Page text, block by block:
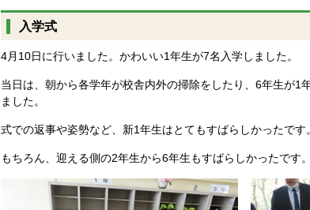
入学式
4月10日に行いました。かわいい1年生が7名入学しました。
当日は、朝から各学年が校舎内外の掃除をしたり、6年生が1
ました。
式での返事や姿勢など、新1年生はとてもすばらしかったです。
もちろん、迎える側の2年生から6年生もすばらしかったです。